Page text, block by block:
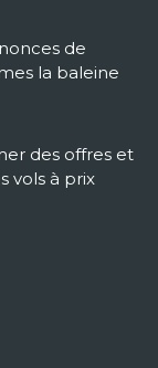
de
la baleine
des offres et
vols à prix